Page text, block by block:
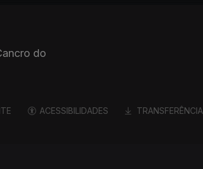
do
ACESSIBILIDADES TRANSFERÊNCIA